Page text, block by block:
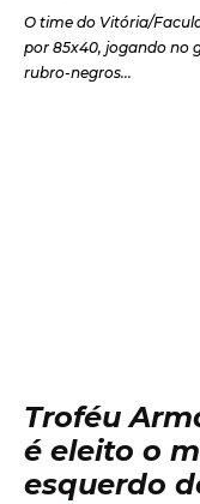
O time do Vitória/
por 85x40, jogando no
rubro-negros...
Troféu
é eleito o
esquerdo